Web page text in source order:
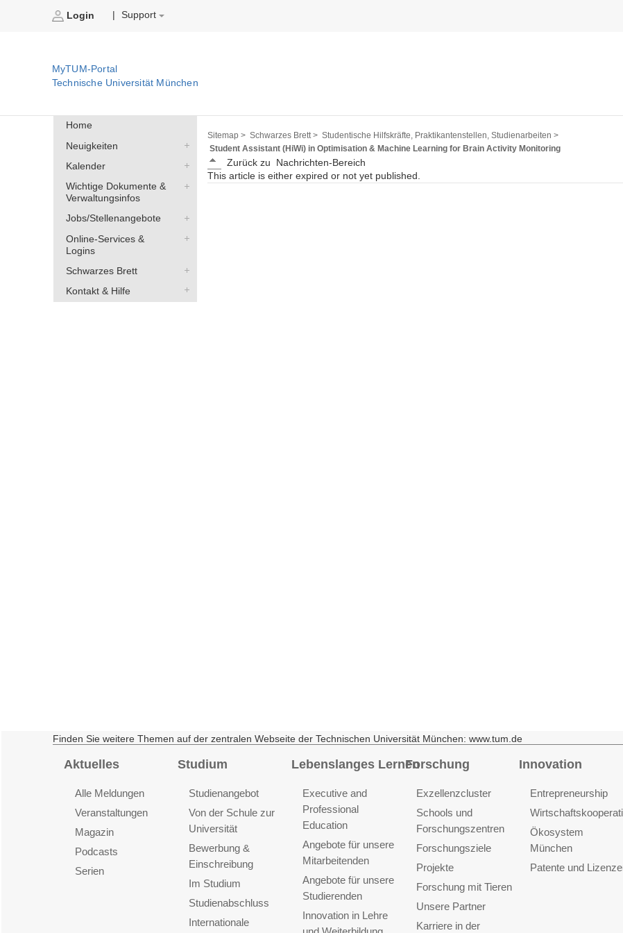
Login Support
MyTUM-Portal
Technische Universität München
Home
Neuigkeiten
Kalender
Wichtige Dokumente &
Verwaltungsinfos
Jobs/Stellenangebote
Online-Services &
Logins
Schwarzes Brett
Kontakt & Hilfe
Sitemap > Schwarzes Brett > Studentische Hilfskräfte, Praktikantenstellen, Studienarbeiten >
Student Assistant (HiWi) in Optimisation & Machine Learning for Brain Activity Monitoring
Zurück zu
Nachrichten-Bereich
This article is either expired or not yet published.
Finden Sie weitere Themen auf der zentralen Webseite der Technischen Universität München: www.tum.de
Aktuelles
Alle Meldungen
Veranstaltungen
Magazin
Podcasts
Serien
Studium
Studienangebot
Von der Schule zur
Universität
Bewerbung &
Einschreibung
Im Studium
Studienabschluss
Internationale
Lebenslanges Lernen
Executive and
Professional
Education
Angebote für unsere
Mitarbeitenden
Angebote für unsere
Studierenden
Innovation in Lehre
Forschung
Exzellenzcluster
Schools und
Forschungszentren
Forschungsziele
Projekte
Forschung mit Tieren
Unsere Partner
Karriere in der
Innovation
Entrepreneurship
Ökosystem
München
Patente und